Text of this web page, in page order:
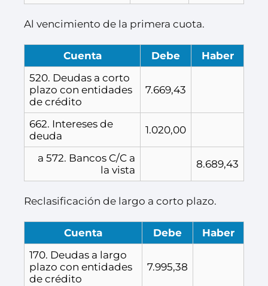
Al vencimiento de la primera cuota.
Cuenta Debe
Haber
520. Deudas a corto
plazo con entidades
de crédito
7.669,43
662. Intereses de
deuda
1.020,00
a 572. Bancos C/C a
la vista
8.689,43
Reclasificación de largo a corto plazo.
Cuenta Debe
Haber
170. Deudas a largo
plazo con entidades
de crédito
7.995,38